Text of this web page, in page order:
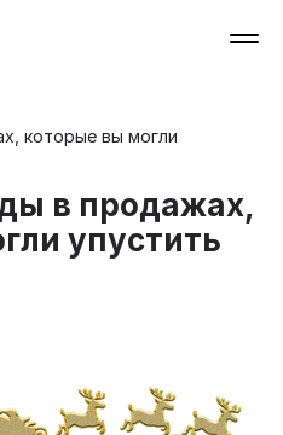
которые вы могли
в продажах,
упустить